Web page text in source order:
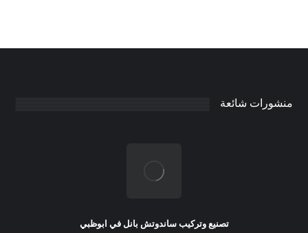
منشورات شائعة
تصنيع وتركيب ساندوتش بانل في ابوظبي